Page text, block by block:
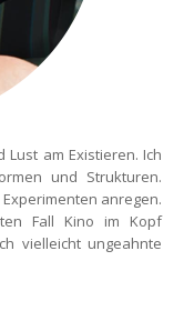
Lust am Existieren. Ich
und Strukturen.
anregen.
Fall Kino im Kopf
vielleicht ungeahnte